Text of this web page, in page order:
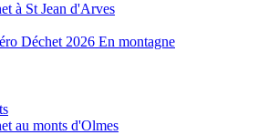
à St Jean d'Arves
Déchet 2026 En montagne
au monts d'Olmes